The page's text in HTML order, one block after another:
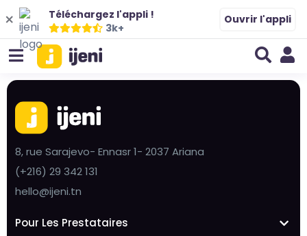
Téléchargez l'appli !
3k+
Ouvrir l'appli
8, rue Sarajevo- Ennasr 1- 2037 Ariana
(+216) 29 342 131
hello@ijeni.tn
Pour Les Prestataires